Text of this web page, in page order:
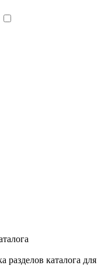
каталога для